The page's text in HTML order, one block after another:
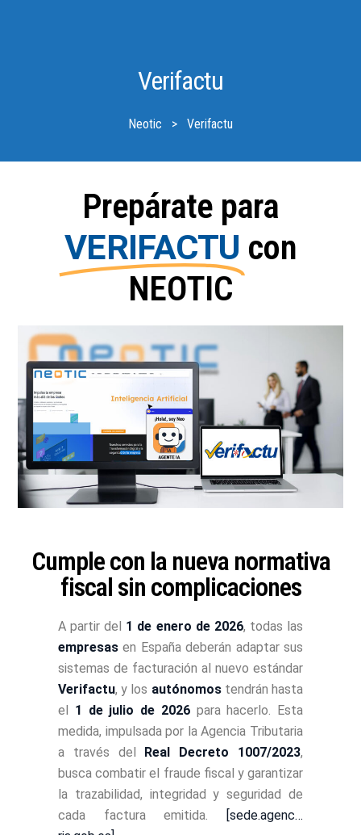
Verifactu
Neotic > Verifactu
Prepárate para
VERIFACTU con
NEOTIC
Cumple con la nueva normativa
fiscal sin complicaciones
A partir del 1 de enero de 2026, todas las
empresas en España deberán adaptar sus
sistemas de facturación al nuevo estándar
Verifactu, y los autónomostendrán hasta
el 1 de julio de 2026para hacerlo. Esta
medida, impulsada por la Agencia Tributaria
a través del
Real Decreto 1007/2023,
busca combatir el fraude fiscal y garantizar
la trazabilidad, integridad y seguridad de
cada factura emitida.
[sede.agenc…